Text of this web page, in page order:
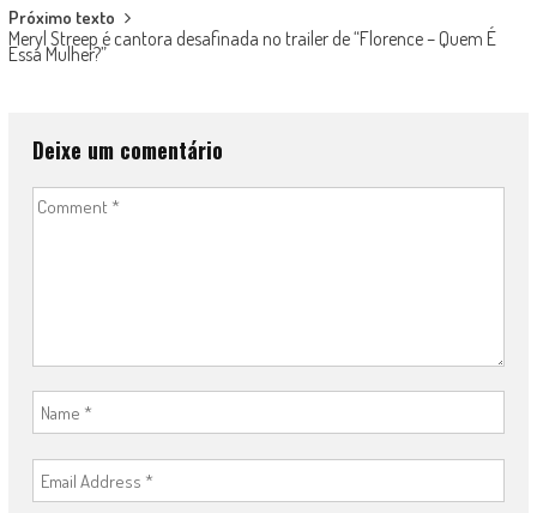
Próximo texto
Meryl Streep é cantora desafinada no trailer de “Florence – Quem É
Essa Mulher?”
Deixe um comentário